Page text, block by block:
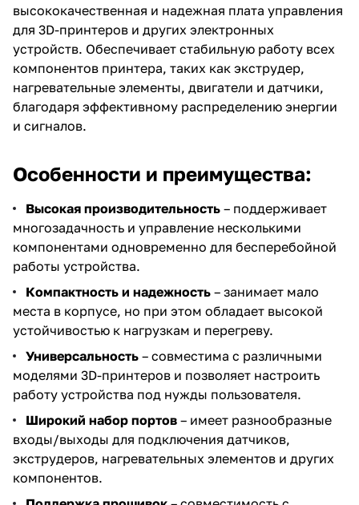
высококачественная и надежная плата управления
для 3D-принтеров и других электронных
устройств. Обеспечивает стабильную работу всех
компонентов принтера, таких как экструдер,
нагревательные элементы, двигатели и датчики,
благодаря эффективному распределению энергии
и сигналов.
Особенности и преимущества:
Высокая производительность – поддерживает
многозадачность и управление несколькими
компонентами одновременно для бесперебойной
работы устройства.
Компактность и надежность – занимает мало
места в корпусе, но при этом обладает высокой
устойчивостью к нагрузкам и перегреву.
Универсальность – совместима с различными
моделями 3D-принтеров и позволяет настроить
работу устройства под нужды пользователя.
Широкий набор портов – имеет разнообразные
входы/выходы для подключения датчиков,
экструдеров, нагревательных элементов и других
компонентов.